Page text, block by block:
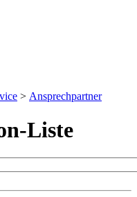
> Ansprechpartner
Liste